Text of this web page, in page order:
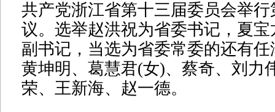
共产党浙江省第十三届委员会举
议。选举赵洪祝为省委书记，夏
副书记，当选为省委常委的还有
黄坤明、葛慧君(女)、蔡奇、刘力
荣、王新海、赵一德。